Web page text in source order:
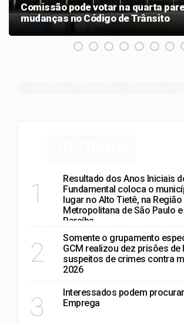
Comissão pode votar na quarta
mudanças no Código de Trânsito
1
Resultado dos Anos Iniciais
Fundamental coloca o
lugar no Alto Tietê, na Região
Metropolitana de São Paulo
Paraíba
2
Somente o grupamento
GCM realizou dez prisões de
suspeitos de crimes contra
2026
3
Interessados podem
Emprega